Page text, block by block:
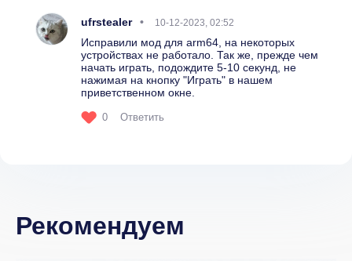
ufrstealer 10-12-2023, 02:52
Исправили мод для arm64, на некоторых
устройствах не работало. Так же, прежде чем
начать играть, подождите 5-10 секунд, не
нажимая на кнопку "Играть" в нашем
приветственном окне.
0 Ответить
Рекомендуем